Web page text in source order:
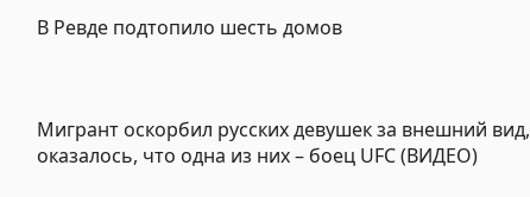
В Ревде подтопило шесть домов
Мигрант оскорбил русских девушек за внешний вид,
оказалось, что одна из них – боец UFC (ВИДЕО)